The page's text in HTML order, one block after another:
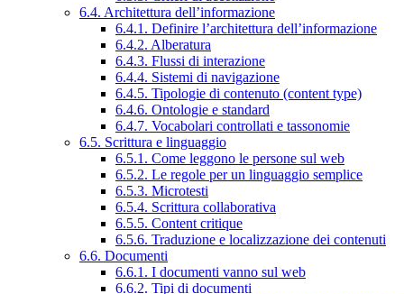
6.4. Architettura dell’informazione
6.4.1. Definire l’architettura dell’informazione
6.4.2. Alberatura
6.4.3. Flussi di interazione
6.4.4. Sistemi di navigazione
6.4.5. Tipologie di contenuto (content type)
6.4.6. Ontologie e standard
6.4.7. Vocabolari controllati e tassonomie
6.5. Scrittura e linguaggio
6.5.1. Come leggono le persone sul web
6.5.2. Le regole per un linguaggio semplice
6.5.3. Microtesti
6.5.4. Scrittura collaborativa
6.5.5. Content critique
6.5.6. Traduzione e localizzazione dei contenuti
6.6. Documenti
6.6.1. I documenti vanno sul web
6.6.2. Tipi di documenti